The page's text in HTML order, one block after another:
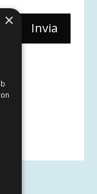
Invia
×